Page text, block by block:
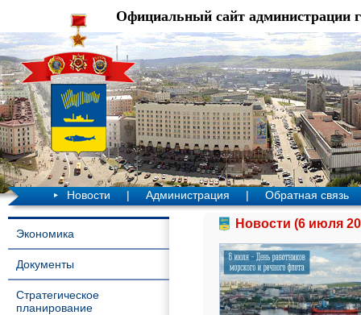
Официальный сайт администрации
Новости | Администрация | Обратная связь
Экономика
Документы
Стратегическое
планирование
Новости (6 июля